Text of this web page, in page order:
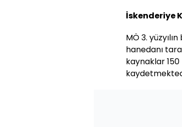
İskenderiye
MÖ 3.
hanedanı
kaynaklar 150